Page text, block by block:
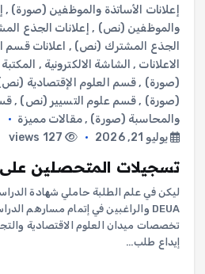
إعلانات الأساتذة والموظفين (صورة) ,
والموظفين (نص) , إعلانات الجذع
الجذع المشترك (نص) , اعلانات قسم
الاعلانات , الشاشة الالكترونية , المكتبة
(صورة) ,قسم العلوم الإقتصادية
(صورة) ,قسم علوم التسيير (نص) ,
والمحاسبة (صورة) ,مقالات مميزة
يوليو 21, 2026
127 views
تسجيلات المتحصلين على DEUA
ليكن في علم الطلبة حاملي شهادة
تخصصات ميدان العلوم الاقتصادية
إيداع طلب…